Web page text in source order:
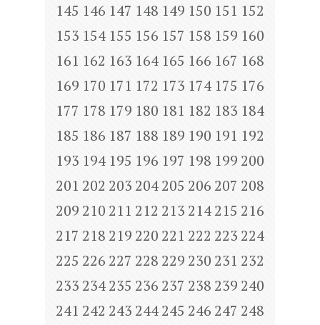
145 146 147 148 149 150 151 152
153 154 155 156 157 158 159 160
161 162 163 164 165 166 167 168
169 170 171 172 173 174 175 176
177 178 179 180 181 182 183 184
185 186 187 188 189 190 191 192
193 194 195 196 197 198 199 200
201 202 203 204205 206 207 208
209 210 211 212 213 214215 216
217 218 219 220 221 222 223 224
225 226 227 228 229 230 231 232
233 234235 236 237 238 239 240
241 242 243 244245 246 247 248